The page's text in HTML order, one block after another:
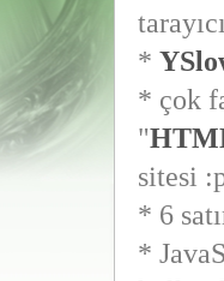
*
* çok
"
sitesi
* 6
*